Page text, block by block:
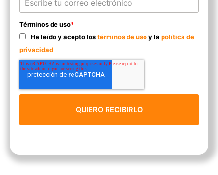
Términos de uso*
He leído y acepto lostérminos de usoy la política de
privacidad